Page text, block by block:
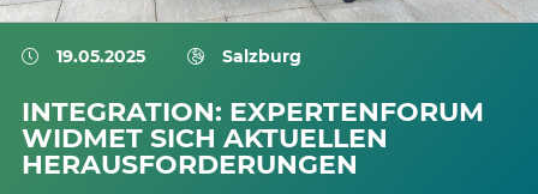
19.05.2025 Salzburg
INTEGRATION: EXPERTENFORUM
WIDMET SICH AKTUELLEN
HERAUSFORDERUNGEN